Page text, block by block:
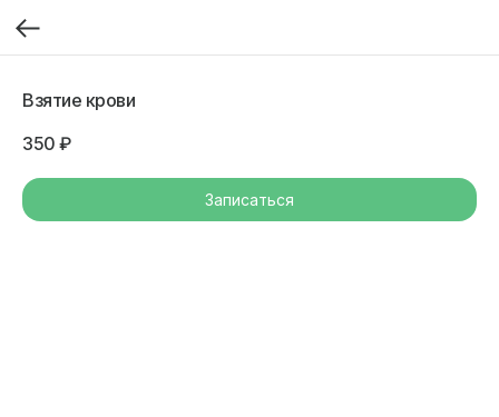
Взятие крови
350 ₽
Записаться